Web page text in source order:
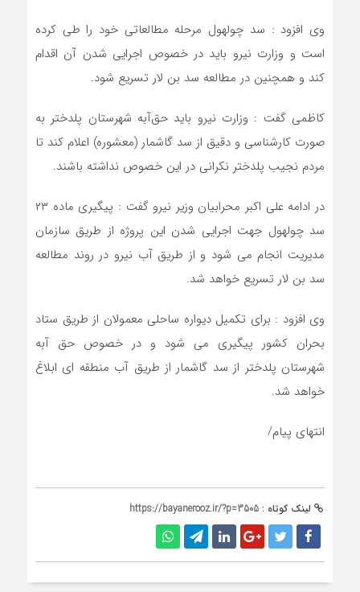
وی افزود : سد چولهول مرحله مطالعاتی خود را طی کرده
است و وزارت نیرو باید در خصوص اجرایی شدن آن اقدام
کند و همچنین در مطالعه سد بن لار تسریع شود.
کاظمی گفت : وزارت نیرو باید حق‌آبه شهرستان پلدختر به
صورت کارشناسی و دقیق از سد گاشمار (معشوره) اعلام کند تا
مردم نجیب پلدختر نکرانی در این خصوص نداشته باشند.
در ادامه علی اکبر محرابیان وزیر نیرو گفت : پیگیری ماده ۲۳
سد چولهول جهت اجرایی شدن این پروژه از طریق سازمان
مدیریت انجام می شود و از طریق آب نیرو در روند مطالعه
سد بن لار تسریع خواهد شد.
وی افزود : برای تکمیل دیواره ساحلی معمولان از طریق ستاد
بحران کشور پیگیری می شود و در خصوص حق آبه
شهرستان پلدختر از سد گاشمار از طریق آب منطقه ای ابلاغ
خواهد شد.
انتهای پیام/
لینک کوتاه : https://bayanerooz.ir/?p=3505